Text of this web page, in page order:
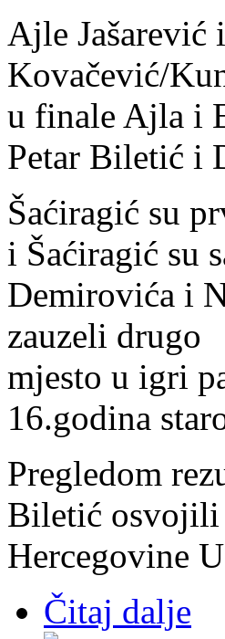
Ajle
Kovačević/
u finale Ajla i
Petar Biletić i
Šaćiragić su
i Šaćiragić su
Demirovića i
zauzeli drugo
mjesto u igri
16.godina
Pregledom
Biletić osvojili
Hercegovine
Čitaj dalje